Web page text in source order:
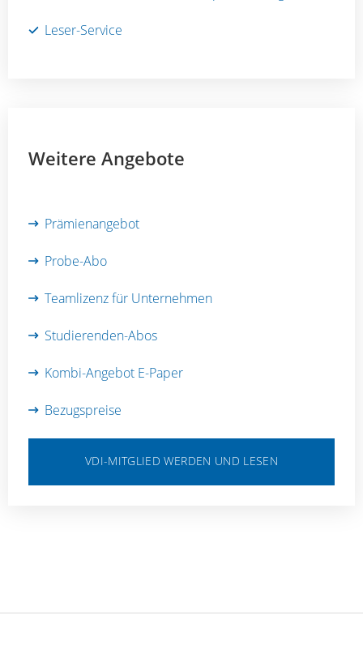
Leser-Service
Weitere Angebote
Prämienangebot
Probe-Abo
Teamlizenz für Unternehmen
Studierenden-Abos
Kombi-Angebot E-Paper
Bezugspreise
VDI-MITGLIED WERDEN UND LESEN